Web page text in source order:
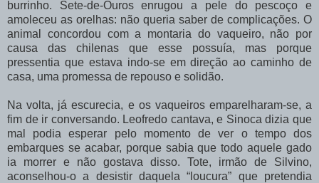
burrinho.
Sete-de-Ouros enrugou a pele do pescoço
e
amoleceu as orelhas: não queria saber de complicações. O
animal
concordou com a montaria do vaqueiro, não por
causa
das chilenas que esse possuía, mas
porque
pressentia que estava indo-se em direção ao caminho de
casa, uma promessa de repouso e solidão.
Na volta, já escurecia, e os vaqueiros emparelharam-se, a
fim de ir conversando. Leofredo cantava, e Sinoca dizia que
mal podia esperar pelo momento de ver o tempo dos
embarques se acabar, porque sabia que todo aquele gado
ia
morrer e não gostava disso. Tote, irmão de
Silvino,
aconselhou-o a desistir daquela “loucura” que
pretendia